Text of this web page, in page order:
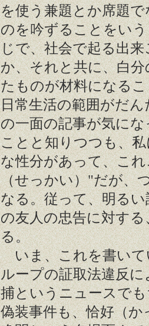
を使う兼題とか席題
のを吟ずることをい
じで、社会で起る出
か、それと共に、白
たものが材料になる
日常生活の範囲がだ
の一面の記事が気に
ことと知りつつも、
な性分があって、こ
（せっかい）"だが、
なる。従って、明る
の友人の忠告に対す
る。
いま、これを書いて
ループの証取法違反
捕というニュースで
偽装事件も、恰好（